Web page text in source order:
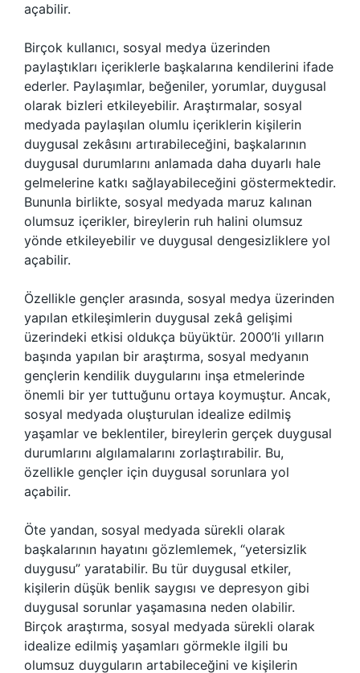
açabilir.
Birçok kullanıcı, sosyal medya üzerinden
paylaştıkları içeriklerle başkalarına kendilerini ifade
ederler. Paylaşımlar, beğeniler, yorumlar, duygusal
olarak bizleri etkileyebilir. Araştırmalar, sosyal
medyada paylaşılan olumlu içeriklerin kişilerin
duygusal zekâsını artırabileceğini, başkalarının
duygusal durumlarını anlamada daha duyarlı hale
gelmelerine katkı sağlayabileceğini göstermektedir.
Bununla birlikte, sosyal medyada maruz kalınan
olumsuz içerikler, bireylerin ruh halini olumsuz
yönde etkileyebilir ve duygusal dengesizliklere yol
açabilir.
Özellikle gençler arasında, sosyal medya üzerinden
yapılan etkileşimlerin duygusal zekâ gelişimi
üzerindeki etkisi oldukça büyüktür. 2000’li yılların
başında yapılan bir araştırma, sosyal medyanın
gençlerin kendilik duygularını inşa etmelerinde
önemli bir yer tuttuğunu ortaya koymuştur. Ancak,
sosyal medyada oluşturulan idealize edilmiş
yaşamlar ve beklentiler, bireylerin gerçek duygusal
durumlarını algılamalarını zorlaştırabilir. Bu,
özellikle gençler için duygusal sorunlara yol
açabilir.
Öte yandan, sosyal medyada sürekli olarak
başkalarının hayatını gözlemlemek, “yetersizlik
duygusu” yaratabilir. Bu tür duygusal etkiler,
kişilerin düşük benlik saygısı ve depresyon gibi
duygusal sorunlar yaşamasına neden olabilir.
Birçok araştırma, sosyal medyada sürekli olarak
idealize edilmiş yaşamları görmekle ilgili bu
olumsuz duyguların artabileceğini ve kişilerin